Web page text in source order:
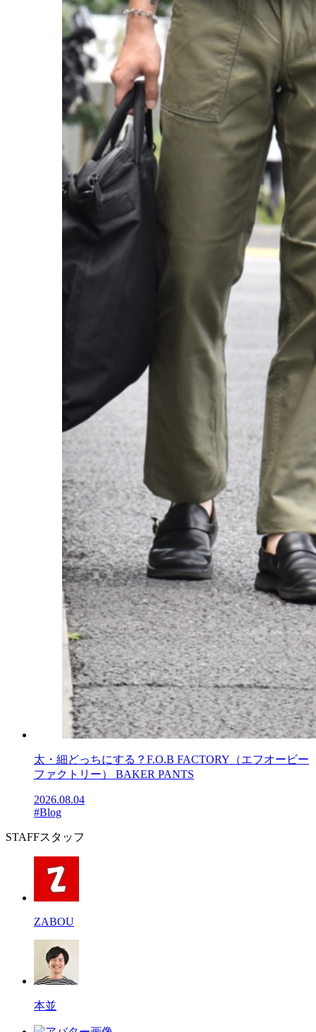
太・細どっちにする？F.O.B FACTORY（エフオービー
ファクトリー） BAKER PANTS
2026.08.04
#Blog
STAFFスタッフ
ZABOU
本並